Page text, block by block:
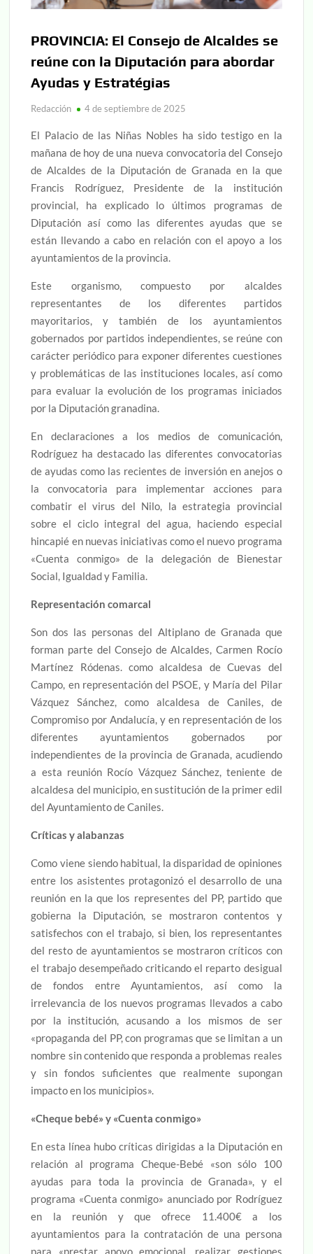
PROVINCIA: El Consejo de Alcaldes se
reúne con la Diputación para abordar
Ayudas y Estratégias
Redacción 4 de septiembre de 2025
El Palacio de las Niñas Nobles ha sido testigo en la
mañana de hoy de una nueva convocatoria del Consejo
de Alcaldes de la Diputación de Granada en la que
Francis Rodríguez, Presidente de la institución
provincial, ha explicado lo últimos programas de
Diputación así como las diferentes ayudas que se
están llevando a cabo en relación con el apoyo a los
ayuntamientos de la provincia.
Este organismo, compuesto por alcaldes
representantes de los diferentes partidos
mayoritarios, y también de los ayuntamientos
gobernados por partidos independientes, se reúne con
carácter periódico para exponer diferentes cuestiones
y problemáticas de las instituciones locales, así como
para evaluar la evolución de los programas iniciados
por la Diputación granadina.
En declaraciones a los medios de comunicación,
Rodríguez ha destacado las diferentes convocatorias
de ayudas como las recientes de inversión en anejos o
la convocatoria para implementar acciones para
combatir el virus del Nilo, la estrategia provincial
sobre el ciclo integral del agua, haciendo especial
hincapié en nuevas iniciativas como el nuevo programa
«Cuenta conmigo» de la delegación de Bienestar
Social, Igualdad y Familia.
Representación comarcal
Son dos las personas del Altiplano de Granada que
forman parte del Consejo de Alcaldes, Carmen Rocío
Martínez Ródenas. como alcaldesa de Cuevas del
Campo, en representación del PSOE, y María del Pilar
Vázquez Sánchez, como alcaldesa de Caniles, de
Compromiso por Andalucía, y en representación de los
diferentes ayuntamientos gobernados por
independientes de la provincia de Granada, acudiendo
a esta reunión Rocío Vázquez Sánchez, teniente de
alcaldesa del municipio, en sustitución de la primer edil
del Ayuntamiento de Caniles.
Críticas y alabanzas
Como viene siendo habitual, la disparidad de opiniones
entre los asistentes protagonizó el desarrollo de una
reunión en la que los representes del PP, partido que
gobierna la Diputación, se mostraron contentos y
satisfechos con el trabajo, si bien, los representantes
del resto de ayuntamientos se mostraron críticos con
el trabajo desempeñado criticando el reparto desigual
de fondos entre Ayuntamientos, así como la
irrelevancia de los nuevos programas llevados a cabo
por la institución, acusando a los mismos de ser
«propaganda del PP, con programas que se limitan a un
nombre sin contenido que responda a problemas reales
y sin fondos suficientes que realmente supongan
impacto en los municipios».
«Cheque bebé» y «Cuenta conmigo»
En esta línea hubo críticas dirigidas a la Diputación en
relación al programa Cheque-Bebé «son sólo 100
ayudas para toda la provincia de Granada», y el
programa «Cuenta conmigo» anunciado por Rodríguez
en la reunión y que ofrece 11.400€ a los
ayuntamientos para la contratación de una persona
para «prestar apoyo emocional, realizar gestiones